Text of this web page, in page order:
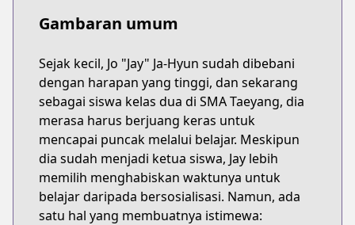
Gambaran umum
Sejak kecil, Jo "Jay" Ja-Hyun sudah dibebani
dengan harapan yang tinggi, dan sekarang
sebagai siswa kelas dua di SMA Taeyang, dia
merasa harus berjuang keras untuk
mencapai puncak melalui belajar. Meskipun
dia sudah menjadi ketua siswa, Jay lebih
memilih menghabiskan waktunya untuk
belajar daripada bersosialisasi. Namun, ada
satu hal yang membuatnya istimewa: